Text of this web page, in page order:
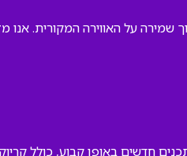
על האווירה המקורית. אנו
חדשים באופן קבוע, כולל